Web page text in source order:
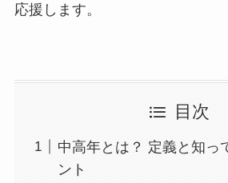
応援します。
目次
中高年とは？ 定義と知っ
ント